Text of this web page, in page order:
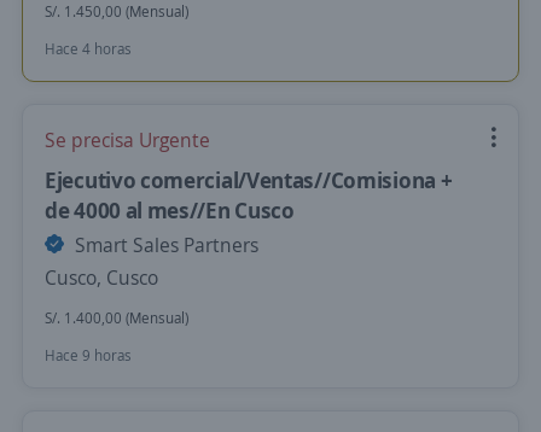
S/. 1.450,00 (Mensual)
Hace 4 horas
Se precisa Urgente
Ejecutivo comercial/Ventas//Comisiona +
de 4000 al mes//En Cusco
Smart Sales Partners
Cusco, Cusco
S/. 1.400,00 (Mensual)
Hace 9 horas